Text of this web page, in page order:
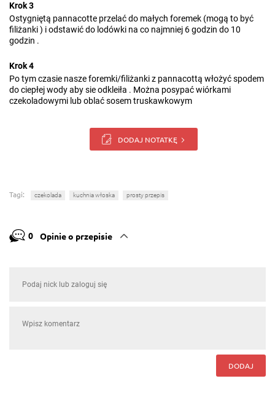
Krok 3
Ostygniętą pannacotte przelać do małych foremek (mogą to być
filiżanki ) i odstawić do lodówki na co najmniej 6 godzin do 10
godzin .
Krok 4
Po tym czasie nasze foremki/filiżanki z pannacottą włożyć spodem
do ciepłej wody aby sie odkleiła . Można posypać wiórkami
czekoladowymi lub oblać sosem truskawkowym
DODAJ NOTATKĘ
Tagi: czekolada kuchnia włoska prosty przepis
0 Opinie o przepisie
DODAJ